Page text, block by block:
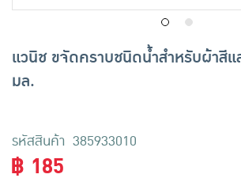
แวนิช ขจัดคราบชนิดน้ำสำหรับผ้าสีแ
มล.
รหัสสินค้า 385933010
฿ 185